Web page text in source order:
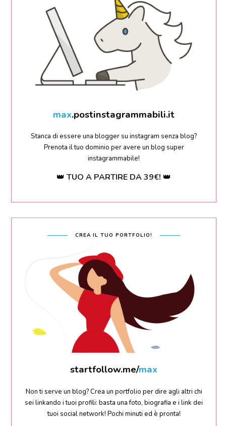
sara.postinstagrammabili.it
Stanca di essere una blogger su instagram senza blog?
Prenota il tuo dominio per avere un blog super
instagrammabile!
👑TUO A PARTIRE DA 39€! 👑
CREA IL TUO PORTFOLIO!
startfollow.me/sara
Non ti serve un blog? Crea un portfolio per dire agli altri chi
sei linkando i tuoi profili: basta una foto, biografia e i link dei
tuoi social network! Pochi minuti ed è pronta!